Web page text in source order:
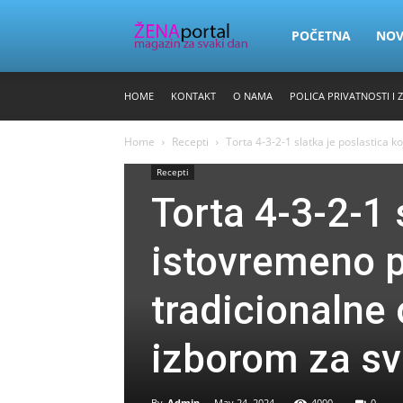
Zena
POČETNA
HOME KONTAKT O NAMA POLICA PRIVATNOSTI I
Home Recepti Torta 4-3-2-1 slatka je poslastica
Recepti
Torta 4-3-2-1
istovremeno
tradicionalne
izborom za